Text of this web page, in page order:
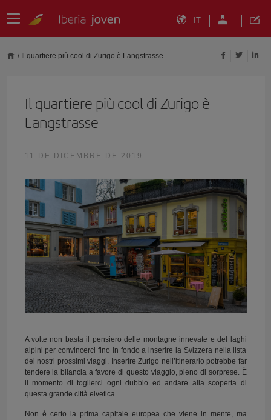
IT
/ Il quartiere più cool di Zurigo è Langstrasse
Il quartiere più cool di Zurigo è
Langstrasse
11 DE DICEMBRE DE 2019
A volte non basta il pensiero delle montagne innevate e del laghi
alpini per convincerci fino in fondo a inserire la Svizzera nella lista
dei nostri prossimi viaggi. Inserire Zurigo nell’itinerario potrebbe far
tendere la bilancia a favore di questo viaggio, pieno di sorprese. È
il momento di toglierci ogni dubbio ed andare alla scoperta di
questa grande città elvetica.
Non è certo la prima capitale europea che viene in mente, ma